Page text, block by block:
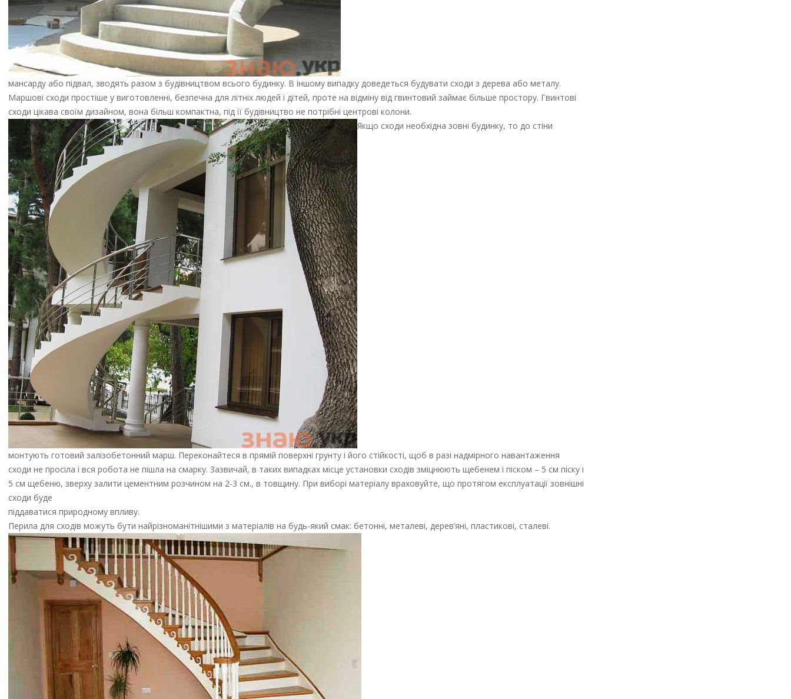
мансарду або підвал, зводять разом з будівництвом всього будинку. В іншому випадку доведеться будувати сходи з дерева або металу.
Маршові сходи простіше у виготовленні, безпечна для літніх людей і дітей, проте на відміну від гвинтовий займає більше простору. Гвинтові
сходи цікава своїм дизайном, вона більш компактна, під її будівництво не потрібні центрові колони.
Якщо сходи необхідна зовні будинку, то до стіни
монтують готовий залізобетонний марш. Переконайтеся в прямій поверхні грунту і його стійкості, щоб в разі надмірного навантаження
сходи не просіла і вся робота не пішла на смарку. Зазвичай, в таких випадках місце установки сходів зміцнюють щебенем і піском – 5 см піску і
5 см щебеню, зверху залити цементним розчином на 2-3 см., в товщину. При виборі матеріалу враховуйте, що протягом експлуатації зовнішні
сходи буде
піддаватися природному впливу.
Перила для сходів можуть бути найрізноманітнішими з матеріалів на будь-який смак: бетонні, металеві, дерев’яні, пластикові, сталеві.